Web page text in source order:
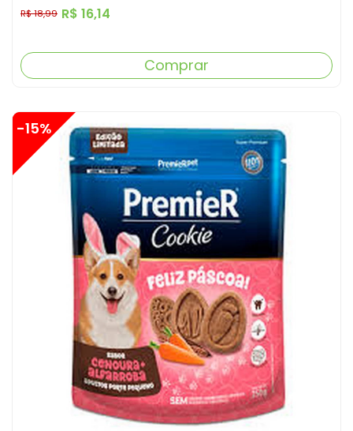
R$ 16,14
R$ 18,99
Comprar
-15%